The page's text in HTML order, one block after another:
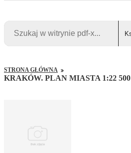
STRONA GŁÓWNA
KRAKÓW. PLAN MIASTA 1:22 500